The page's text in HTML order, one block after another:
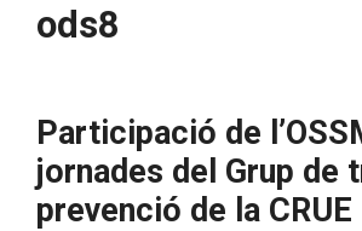
ods8
Participació de
jornades del Grup de
prevenció de la CRUE